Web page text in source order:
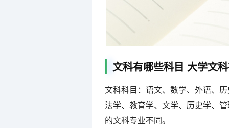
文科有哪些科目 大学文
文科科目：语文、数学、外语、
法学、教育学、文学、历史学、
的文科专业不同。